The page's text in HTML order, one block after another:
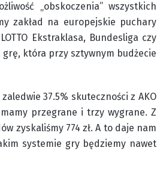
„obskoczenia” wszystkich
zakład na europejskie puchary
Ekstraklasa, Bundesliga czy
która przy sztywnym budżecie
37.5% skuteczności z AKO
przegrane i trzy wygrane. Z
zyskaliśmy 774 zł. A to daje nam
systemie gry będziemy nawet